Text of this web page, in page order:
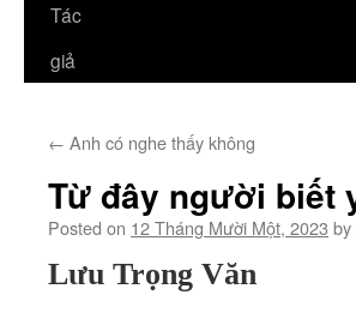
Tác
giả
← Anh có nghe thấy không
Từ đây người
Posted on 12 Tháng Mười Một, 2023 by
Lưu Trọng Văn